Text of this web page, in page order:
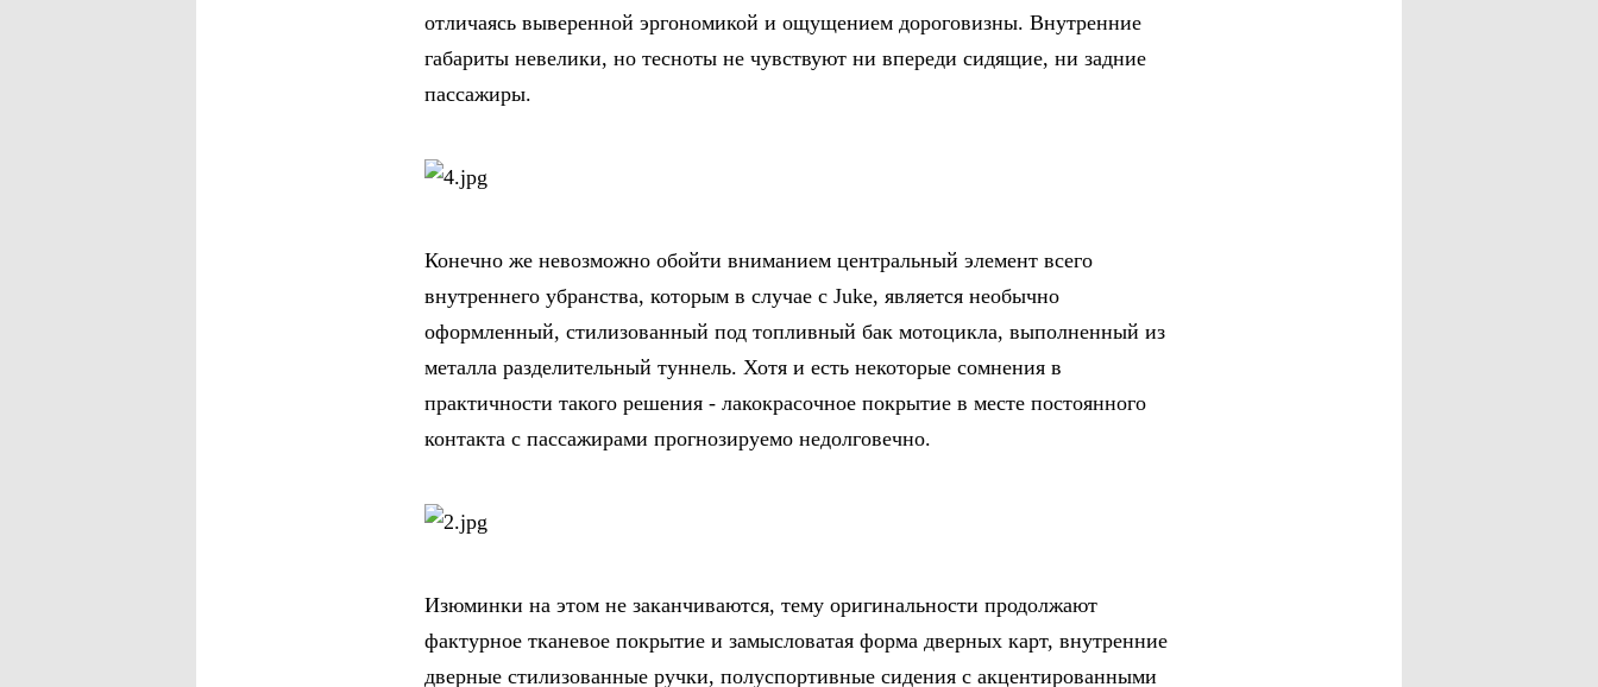
отличаясь выверенной эргономикой и ощущением дороговизны. Внутренние
габариты невелики, но тесноты не чувствуют ни впереди сидящие, ни задние
пассажиры.
Конечно же невозможно обойти вниманием центральный элемент всего
внутреннего убранства, которым в случае с Juke, является необычно
оформленный, стилизованный под топливный бак мотоцикла, выполненный из
металла разделительный туннель. Хотя и есть некоторые сомнения в
практичности такого решения - лакокрасочное покрытие в месте постоянного
контакта с пассажирами прогнозируемо недолговечно.
Изюминки на этом не заканчиваются, тему оригинальности продолжают
фактурное тканевое покрытие и замысловатая форма дверных карт, внутренние
дверные стилизованные ручки, полуспортивные сидения с акцентированными